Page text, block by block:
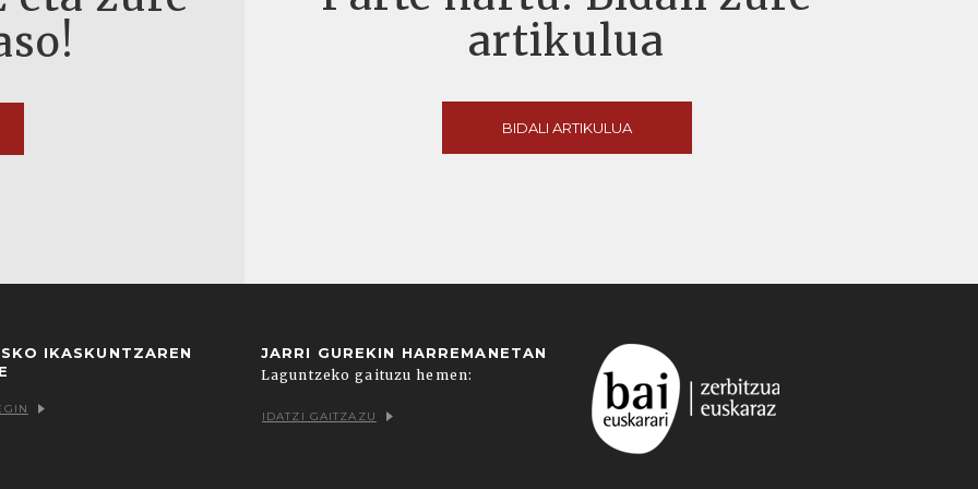
artikulua
BIDALI ARTIKULUA
IKASKUNTZAREN
JARRI GUREKIN HARREMANETAN
Laguntzeko gaituzu hemen:
IDATZI GAITZAZU